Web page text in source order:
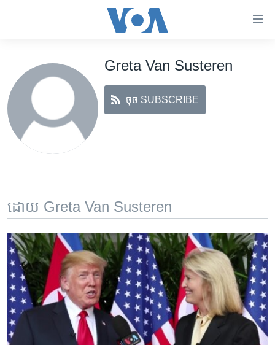
ទាក់ទង
រំលង​
និង​
ចូល​
ទៅ​​
រំលង​
និង​
ចូល​
ទៅ​
ទំព័រ​
រចនា
សម្ព័ន្ធ​
រំលង​
និង​
ចូល​
អន្តរជាតិ
អាមេរិក
ចិន
ហេឡូវីអូអេ
ទូរទស្សន៍ / វីដេអូ​
វិទ្យុ / ផតខាសថ៍
កម្មវិធីទាំងអស់
Khmer English
បណ្តាញ​សង្គម
Greta Van Susteren
ចុច SUBSCRIBE
ដោយ Greta Van Susteren